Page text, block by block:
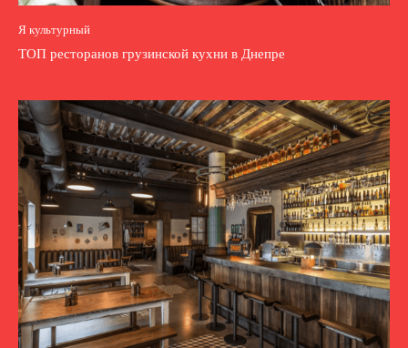
Я культурный
ТОП ресторанов грузинской кухни в Днепре